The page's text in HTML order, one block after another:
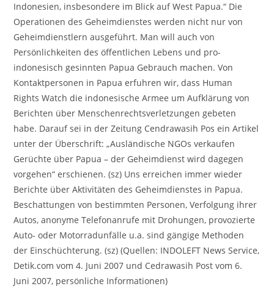
Indonesien, insbesondere im Blick auf West Papua.“ Die
Operationen des Geheimdienstes werden nicht nur von
Geheimdienstlern ausgeführt. Man will auch von
Persönlichkeiten des öffentlichen Lebens und pro-
indonesisch gesinnten Papua Gebrauch machen. Von
Kontaktpersonen in Papua erfuhren wir, dass Human
Rights Watch die indonesische Armee um Aufklärung von
Berichten über Menschenrechtsverletzungen gebeten
habe. Darauf sei in der Zeitung Cendrawasih Pos ein Artikel
unter der Überschrift: „Ausländische NGOs verkaufen
Gerüchte über Papua – der Geheimdienst wird dagegen
vorgehen“ erschienen. (sz) Uns erreichen immer wieder
Berichte über Aktivitäten des Geheimdienstes in Papua.
Beschattungen von bestimmten Personen, Verfolgung ihrer
Autos, anonyme Telefonanrufe mit Drohungen, provozierte
Auto- oder Motorradunfälle u.a. sind gängige Methoden
der Einschüchterung. (sz) (Quellen: INDOLEFT News Service,
Detik.com vom 4. Juni 2007 und Cedrawasih Post vom 6.
Juni 2007, persönliche Informationen)